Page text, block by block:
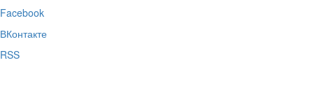
Facebook
ВКонтакте
RSS